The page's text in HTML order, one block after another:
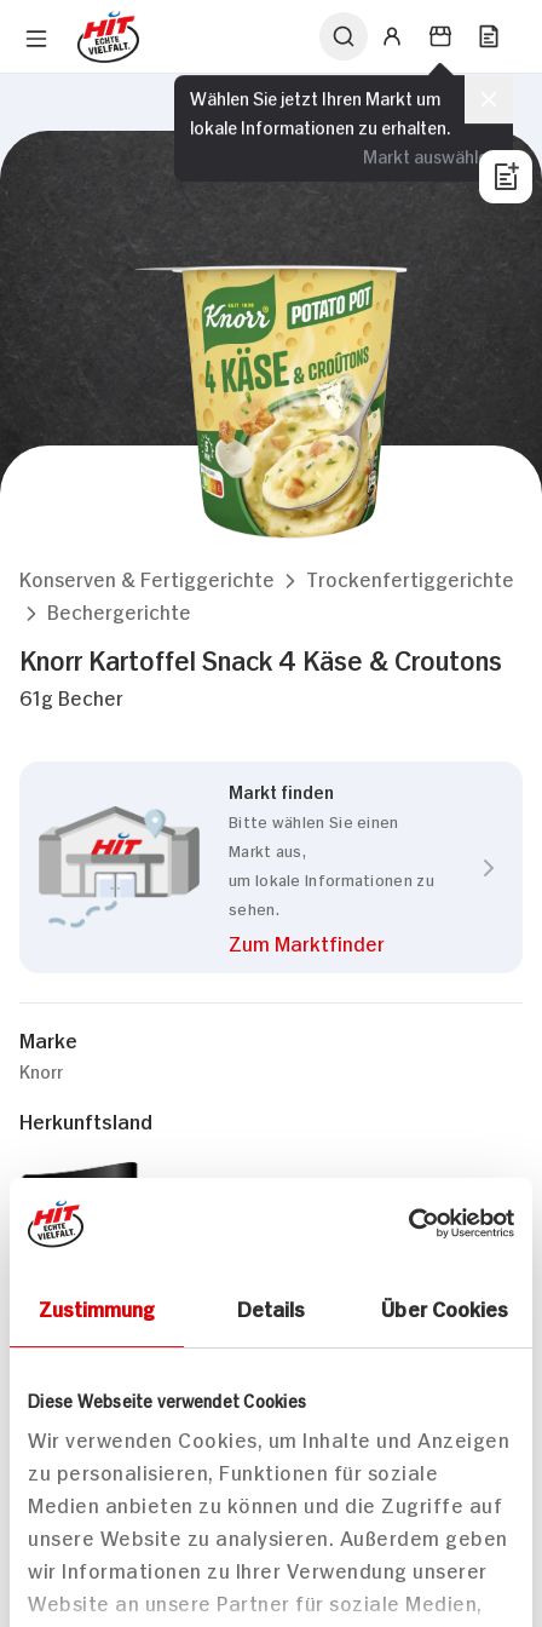
Zustimmung Details Über Cookies
Diese Webseite verwendet Cookies
Wir verwenden Cookies, um Inhalte und Anzeigen
zu personalisieren, Funktionen für soziale
Medien anbieten zu können und die Zugriffe auf
unsere Website zu analysieren. Außerdem geben
wir Informationen zu Ihrer Verwendung unserer
Website an unsere Partner für soziale Medien,
Wählen Sie jetzt Ihren Markt um
lokale Informationen zu erhalten.
Markt auswählen
Konserven & Fertiggerichte
Trockenfertiggerichte
Bechergerichte
Knorr Kartoffel Snack 4 Käse & Croutons
61g Becher
Markt finden
Bitte wählen Sie einen
Markt aus,
um lokale Informationen zu
sehen.
Zum Marktfinder
Marke
Knorr
Herkunftsland
Passende Rezepte
Kartoffelklössen